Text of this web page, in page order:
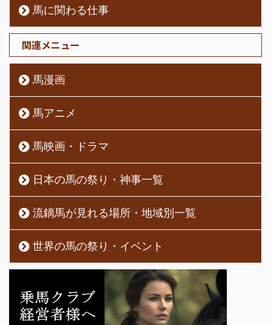
馬に関わる仕事
関連メニュー
馬漫画
馬アニメ
馬映画・ドラマ
日本の馬の祭り・神事一覧
流鏑馬が見れる場所・地域別一覧
世界の馬の祭り・イベント